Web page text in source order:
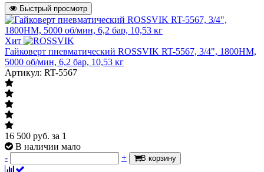
Быстрый просмотр
Хит
Гайковерт пневматический ROSSVIK RT-5567, 3/4", 1800НМ,
5000 об/мин, 6,2 бар, 10,53 кг
Артикул: RT-5567
16 500 руб. за 1
В наличии мало
-
+ В корзину